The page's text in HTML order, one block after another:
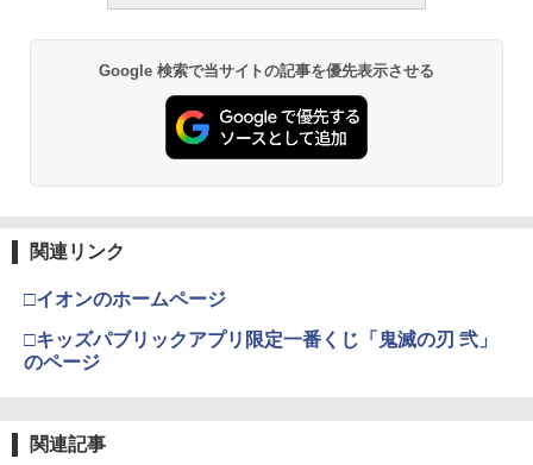
タミヤ 1/32 フルカウルミニ四駆シリー
ズ No.52 ブロッケンギガント プレミア
ム(FM-Aシャーシ) 19452
￥1,287
￥1,580
NL-07 サウンドウェーブ 可動フィギュア
TAMASHII NATIONS S.H.フィギュアー
ツ ONE PIECE シャンクス -マリンフォ
4
52TOYS BLINDBOX ディズニー プリン
セス On the Run シリーズ ブラインドボ
みプラモデル
BANDAI SPIRITS(バンダイ スピリッツ)
HGAW 機動新世紀ガンダムX ガンダムエ
4
HG 機動戦士ガンダム00 グラハム専用ユ
ニオンフラッグカスタム 1/144スケール
￥240,000
東京マルイ(TOKYO MARUI) No.21 H&K
USP HG 18歳以上エアーHOPハンドガン
￥3,409
USP 10歳以上エアーHOPハンドガン 手
動
￥2,666
5
￥962
タミヤ クラフトツールシリーズ No.123
先細薄刃ニッパー (ゲートカット用) プラ
モデル用工具 74123
4
GSIクレオス Mr.トップコート 水性プレ
ミアムトップコートスプレー つや消し 8
8ml ホビー用仕上材 B603
Google 検索で当サイトの記事を優先表示させる
関連リンク
□イオンのホームページ
□キッズパブリックアプリ限定一番くじ「鬼滅の刃 弐」
のページ
関連記事